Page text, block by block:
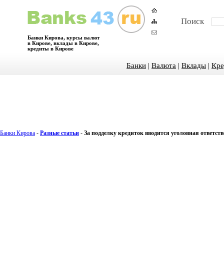
Банки Кирова, курсы валют
в Кирове, вклады в Кирове,
кредиты в Кирове
Поиск
Банки | Валюта | Вклады |
Банки Кирова - Разные статьи - За подделку кредиток вводится уголовная